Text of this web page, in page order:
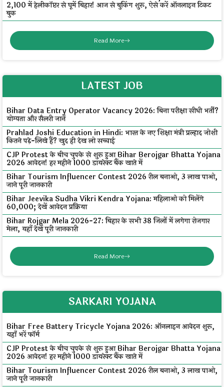
₹2,100 में हेलीकॉप्टर से घूमें बिहार! आज से बुकिंग शुरू, ऐसे करें ऑनलाइन टिकट
बुक
Read More
LATEST JOB
Bihar Data Entry Operator Vacancy 2026: बिना परीक्षा सीधी भर्ती?
योग्यता और सैलरी जानें
Prahlad Joshi Education in Hindi: भारत के नए शिक्षा मंत्री प्रल्हाद जोशी
कितने पढ़े-लिखे हैं? खुद ही देख लो सच्चाई
CJP Protest के बीच चुपके से शुरू हुआ Bihar Berojgar Bhatta Yojana
2026 आवेदन! हर महीने ₹1000 डायरेक्ट बैंक खाते में
Bihar Tourism Influencer Contest 2026 रील बनाओ, ₹3 लाख पाओ,
जाने पूरी जानकारी
Bihar Jeevika Sudha Vikri Kendra Yojana: महिलाओं को मिलेंगे
₹60,000; देखें आवेदन प्रक्रिया
Bihar Rojgar Mela 2026-27: बिहार के सभी 38 जिलों में लगेगा रोजगार
मेला, यहाँ देखें पूरी जानकारी
Read More
SARKARI YOJANA
Bihar Free Battery Tricycle Yojana 2026: ऑनलाइन आवेदन शुरू,
यहाँ भरें फॉर्म
CJP Protest के बीच चुपके से शुरू हुआ Bihar Berojgar Bhatta Yojana
2026 आवेदन! हर महीने ₹1000 डायरेक्ट बैंक खाते में
Bihar Tourism Influencer Contest 2026 रील बनाओ, ₹3 लाख पाओ,
जाने पूरी जानकारी